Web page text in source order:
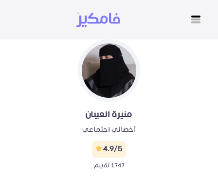
منيرة العيبان
أخصائي اجتماعي
4.9/5
1747 تقييم